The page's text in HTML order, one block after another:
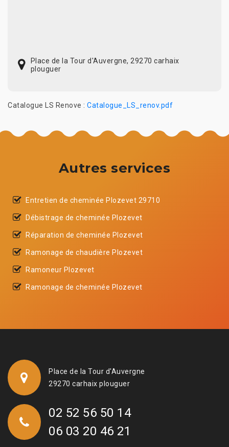
Place de la Tour d'Auvergne, 29270 carhaix
plouguer
Catalogue LS Renove : Catalogue_LS_renov.pdf
Autres services
Entretien de cheminée Plozevet 29710
Débistrage de cheminée Plozevet
Réparation de cheminée Plozevet
Ramonage de chaudière Plozevet
Ramoneur Plozevet
Ramonage de cheminée Plozevet
Place de la Tour d'Auvergne
29270 carhaix plouguer
02 52 56 50 14
06 03 20 46 21